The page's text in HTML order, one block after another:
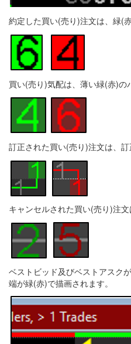
約定した買い(売り)注文は、緑(
買い(売り)気配は、薄い緑(赤)
訂正された買い(売り)注文は、
キャンセルされた買い(売り)注
ベストビッド及びベストアスク
端が緑(赤)で描画されます。